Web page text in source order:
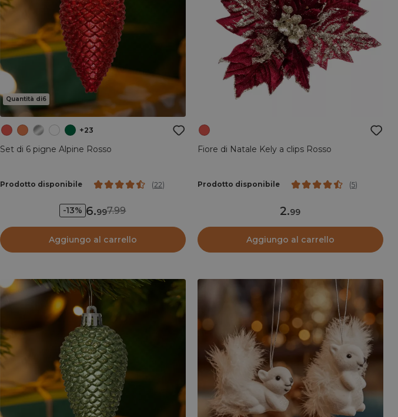
Quantità di6
+23
Set di 6 pigne Alpine Rosso
Prodotto disponibile (22)
-13% 6.997.99
Aggiungo al carrello
Fiore di Natale Kely a clips Rosso
Prodotto disponibile (5)
2.99
Aggiungo al carrello